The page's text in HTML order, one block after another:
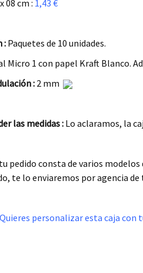
08 cm : 1,43 €
: Paquetes de 10 unidades.
Micro 1 con papel Kraft Blanco.
: 2 mm
las medidas : Lo aclaramos, la
pedido consta de varios
te lo enviaremos por agencia
Quieres personalizar esta caja con